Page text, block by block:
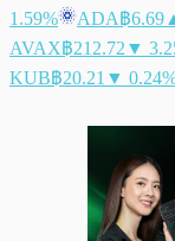
1.59%
ADA฿6.69
AVAX฿212.72 ▼
KUB฿20.21 ▼